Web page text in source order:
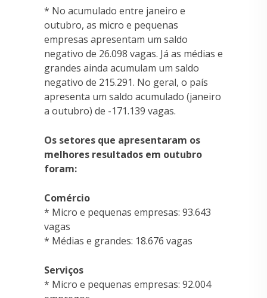
* No acumulado entre janeiro e
outubro, as micro e pequenas
empresas apresentam um saldo
negativo de 26.098 vagas. Já as médias e
grandes ainda acumulam um saldo
negativo de 215.291. No geral, o país
apresenta um saldo acumulado (janeiro
a outubro) de -171.139 vagas.
Os setores que apresentaram os
melhores resultados em outubro
foram:
Comércio
* Micro e pequenas empresas: 93.643
vagas
* Médias e grandes: 18.676 vagas
Serviços
* Micro e pequenas empresas: 92.004